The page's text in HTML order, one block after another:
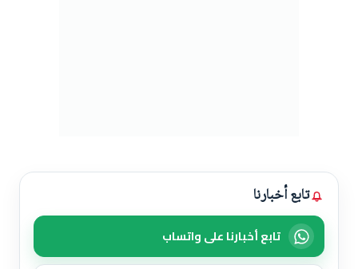
تابع أخبارنا
تابع أخبارنا على واتساب